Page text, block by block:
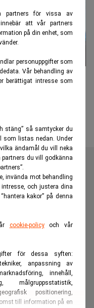
partners för vissa av
att vår partners
på din enhet, som
personuppgifter som
Vår behandling av
berättigat intresse som
stäng” så samtycker du
som listas nedan. Under
ändamål du vill neka
du vill godkänna
invända mot behandling
och justera dina
kakor” på denna
cookie-policyoch vår
för dessa syften:
anpassning av
innehåll,
målgruppsstatistik,
positionering,
till information på en
nyhetskanal för
och